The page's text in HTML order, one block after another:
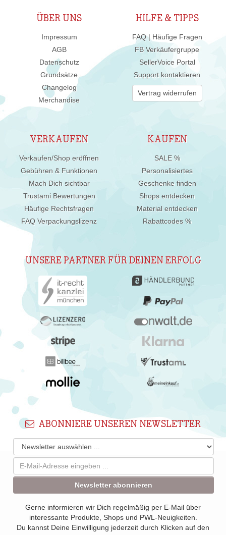
ÜBER UNS
Impressum
AGB
Datenschutz
Grundsätze
Changelog
Merchandise
HILFE & TIPPS
FAQ | Häufige Fragen
FB Verkäufergruppe
SellerVoice Portal
Support kontaktieren
Vertrag widerrufen
VERKAUFEN
Verkaufen/Shop eröffnen
Gebühren & Funktionen
Mach Dich sichtbar
Trustami Bewertungen
Häufige Rechtsfragen
FAQ Verpackungslizenz
KAUFEN
SALE %
Personalisiertes
Geschenke finden
Shops entdecken
Material entdecken
Rabattcodes %
UNSERE PARTNER FÜR DEINEN ERFOLG
ABONNIERE UNSEREN NEWSLETTER
Newsletter abonnieren
Gerne informieren wir Dich regelmäßig per E-Mail über
interessante Produkte, Shops und PWL-Neuigkeiten.
Du kannst Deine Einwilligung jederzeit durch Klicken auf den